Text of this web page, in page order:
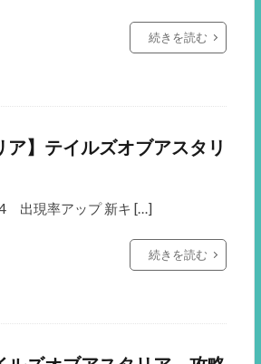
続きを読む
ア】テイルズオブアスタリ
現率アップ 新キ […]
続きを読む